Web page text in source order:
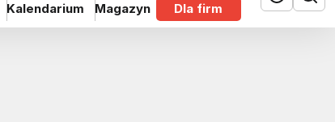
Kalendarium Magazyn Dla firm